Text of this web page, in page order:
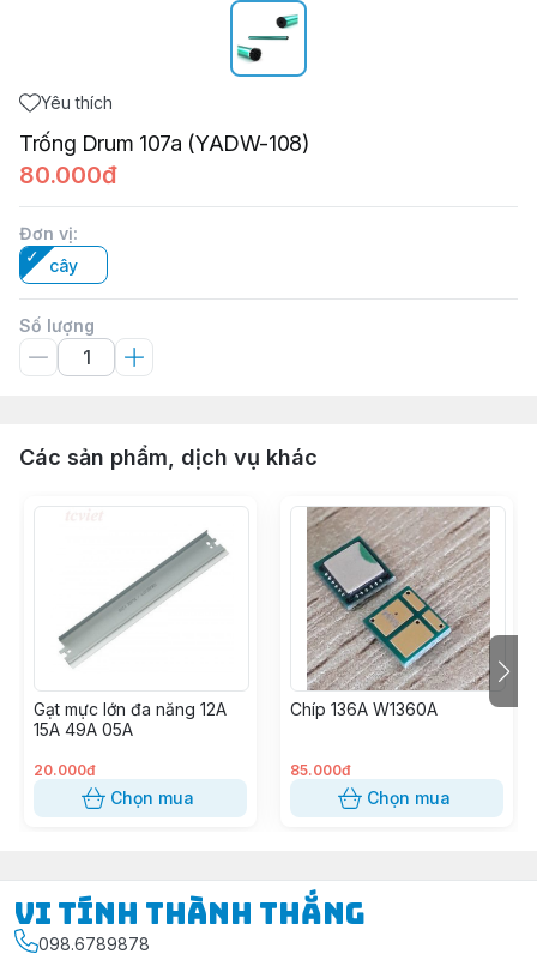
Yêu thích
Trống Drum 107a (YADW-108)
80.000đ
Đơn vị:
cây
Số lượng
Các sản phẩm, dịch vụ khác
Gạt mực lớn đa năng 12A
15A 49A 05A
20.000đ
Chọn mua
Chíp 136A W1360A
85.000đ
Chọn mua
Vi Tính Thành Thắng
098.6789878